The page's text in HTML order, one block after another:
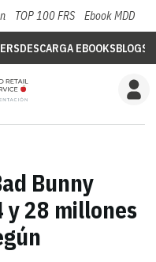
TOP 100 FRS Ebook MDD
DESCARGA EBOOKSBLOGS
Bunny
y 28 millones